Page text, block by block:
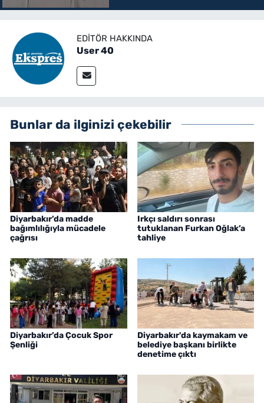
EDITÖR HAKKINDA
User 40
Bunlar da ilginizi çekebilir
Diyarbakır’da madde
bağımlılığıyla mücadele
çağrısı
Irkçı saldırı sonrası
tutuklanan Furkan Oğlak’a
tahliye
Diyarbakır’da Çocuk Spor
Şenliği
Diyarbakır'da kaymakam ve
belediye başkanı birlikte
denetime çıktı